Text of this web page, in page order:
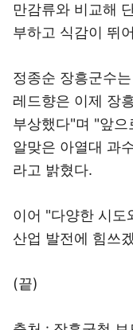
만감류와 비교해
부하고 식감이 뛰
정종순 장흥군수
레드향은 이제 장
부상했다"며 "앞으
알맞은 아열대 과
라고 밝혔다.
이어 "다양한 시도
산업 발전에 힘쓰
(끝)